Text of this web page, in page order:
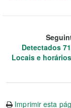
Detectados
Locais e
Imprimir esta